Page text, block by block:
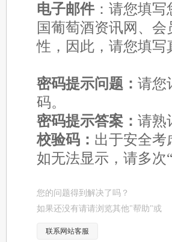
电子邮件：请您填写
国葡萄酒资讯网、
性，因此，请您填
密码提示问题： 请您
码。
密码提示答案： 请熟
校验码： 出于安全考
如无法显示，请多次
您的问题得到解决了吗？
如果还没有请请浏览其他"帮助"或
联系网站客服